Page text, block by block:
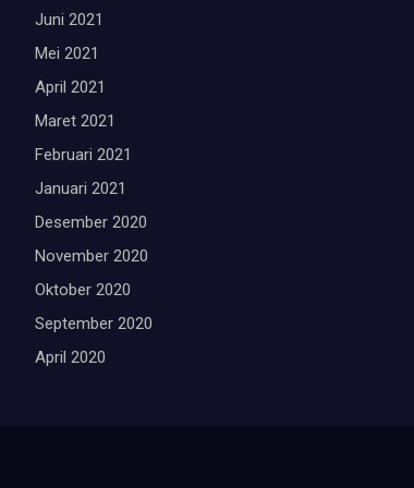
Juni 2021
Mei 2021
April 2021
Maret 2021
Februari 2021
Januari 2021
Desember 2020
November 2020
Oktober 2020
September 2020
April 2020